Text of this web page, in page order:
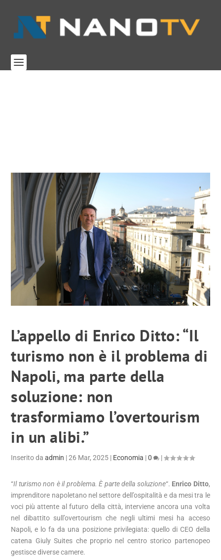
L’appello di Enrico Ditto: “Il
turismo non è il problema di
Napoli, ma parte della
soluzione: non
trasformiamo l’overtourism
in un alibi.”
Inserito daadmin |26 Mar, 2025 | Economia |0 |
“Il turismo non è il problema. È parte della soluzione“. Enrico Ditto,
imprenditore napoletano nel settore dell’ospitalità e da mesi tra le
voci più attente al futuro della città, interviene ancora una volta
nel dibattito sull’overtourism che negli ultimi mesi ha acceso
Napoli, e lo fa da una posizione privilegiata: quello di CEO della
catena Giuly Suites che proprio nel centro storico partenopeo
gestisce diverse camere.